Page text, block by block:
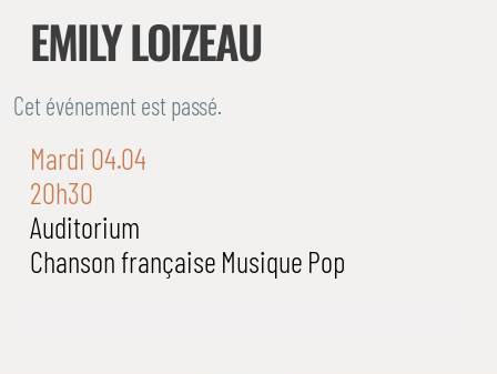
EMILY LOIZEAU
Cet événement est passé.
Mardi 04.04
20h30
Auditorium
Chanson française Musique Pop